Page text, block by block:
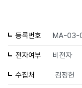
등록번호 MA-03-
전자여부 비전자
수집처 김정헌